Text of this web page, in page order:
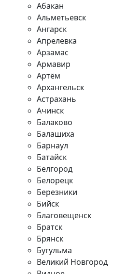
Абакан
Альметьевск
Ангарск
Апрелевка
Арзамас
Армавир
Артём
Архангельск
Астрахань
Ачинск
Балаково
Балашиха
Барнаул
Батайск
Белгород
Белорецк
Березники
Бийск
Благовещенск
Братск
Брянск
Бугульма
Великий Новгород